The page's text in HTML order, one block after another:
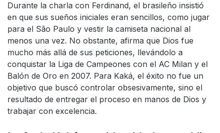
Durante la charla con Ferdinand, el brasileño insistió
en que sus sueños iniciales eran sencillos, como jugar
para el São Paulo y vestir la camiseta nacional al
menos una vez. No obstante, afirma que Dios fue
mucho más allá de sus peticiones, llevándolo a
conquistar la Liga de Campeones con el AC Milan y el
Balón de Oro en 2007. Para Kaká, el éxito no fue un
objetivo que buscó controlar obsesivamente, sino el
resultado de entregar el proceso en manos de Dios y
trabajar con excelencia.